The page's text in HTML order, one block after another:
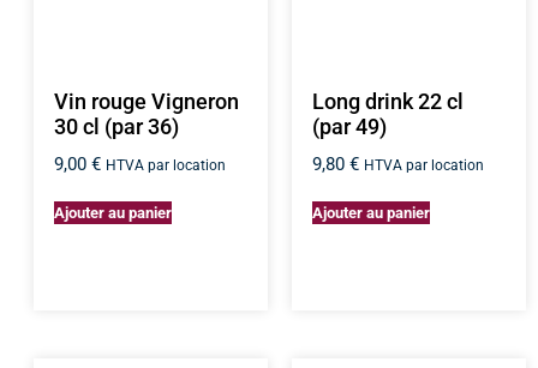
Vin rouge Vigneron
30 cl (par 36)
9,00€ HTVA par location
Ajouter au panier
Long drink 22 cl
(par 49)
9,80€ HTVA par location
Ajouter au panier